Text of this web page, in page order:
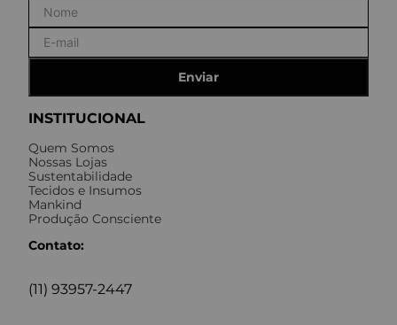
INSTITUCIONAL
Quem Somos
Nossas Lojas
Sustentabilidade
Tecidos e Insumos
Mankind
Produção Consciente
Contato:
(11) 93957-2447
Enviar